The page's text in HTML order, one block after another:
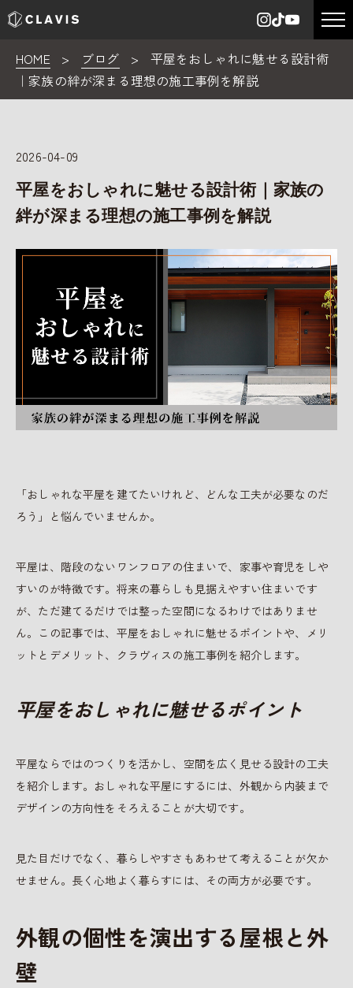
HOME > ブログ >
平屋をおしゃれに魅せる設計術
｜家族の絆が深まる理想の施工事例を解説
2026-04-09
平屋をおしゃれに魅せる設計術｜家族の
絆が深まる理想の施工事例を解説
「おしゃれな平屋を建てたいけれど、どんな工夫が必要なのだ
ろう」と悩んでいませんか。
平屋は、階段のないワンフロアの住まいで、家事や育児をしや
すいのが特徴です。将来の暮らしも見据えやすい住まいです
が、ただ建てるだけでは整った空間になるわけではありませ
ん。この記事では、平屋をおしゃれに魅せるポイントや、メリ
ットとデメリット、クラヴィスの施工事例を紹介します。
平屋をおしゃれに魅せるポイント
平屋ならではのつくりを活かし、空間を広く見せる設計の工夫
を紹介します。おしゃれな平屋にするには、外観から内装まで
デザインの方向性をそろえることが大切です。
見た目だけでなく、暮らしやすさもあわせて考えることが欠か
せません。長く心地よく暮らすには、その両方が必要です。
外観の個性を演出する屋根と外
壁